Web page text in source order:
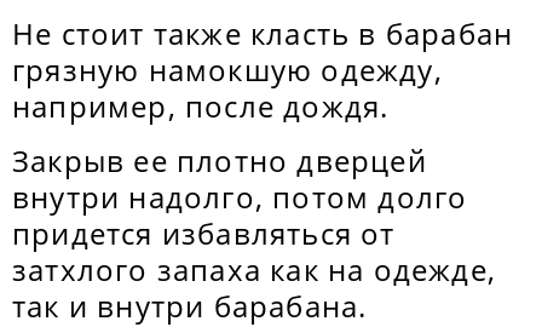
Не стоит также класть в барабан
грязную намокшую одежду,
например, после дождя.
Закрыв ее плотно дверцей
внутри надолго, потом долго
придется избавляться от
затхлого запаха как на одежде,
так и внутри барабана.